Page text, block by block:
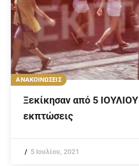
ΑΝΑΚΟΙΝΩΣΕΙΣ
Ξεκίκησαν από 5 ΙΟΥΛΙΟΥ
εκπτώσεις
5 Ιουλίου, 2021